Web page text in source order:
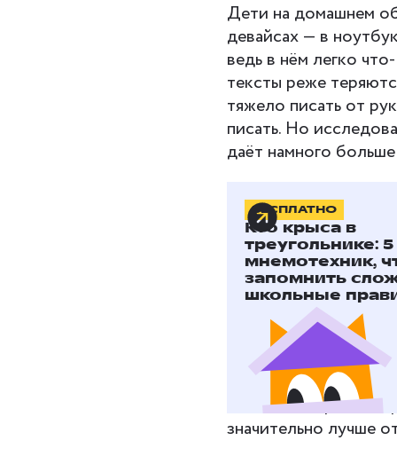
Дети на домашнем
девайсах — в
ведь в нём легко
тексты реже
тяжело писать от
писать. Но
даёт намного
БЕСПЛАТНО
Кто крыса в
треугольнике: 5
мнемотехник,
запомнить
школьные
Почему
Учёные
печатным набором
работы мозга, что
Пэм Мюллер и
студенты делились
печатали на
запомнили
значительно лучше